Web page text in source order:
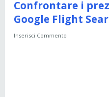
Confrontare i
Google Flight
Inserisci Commento